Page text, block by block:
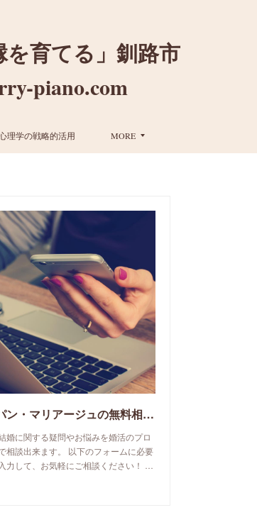
育てる」釧路市
piano.com
理学の戦略的活用 MORE
ショパン・マリアージュの無料相談予約申込み
婚に関する疑問やお悩みを婚活のプロ
相談出来ます。 以下のフォームに必要
力して、お気軽にご相談ください！ …